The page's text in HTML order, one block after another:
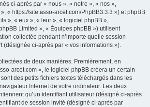
ci-après par « nous », « notre », « nos »,
« https://site.asso-arcet.com/PhpBB3.3.3 ») et phpBB
», « eux », « leur », « logiciel phpBB »,
Limited », « Équipes phpBB ») utilisent
collectée pendant n’importe quelle session
(désignée ci-après par « vos informations »).
de deux manières. Premièrement, en
arcet.com », le logiciel phpBB créera un certain
des petits fichiers textes téléchargés dans les
Internet de votre ordinateur. Les deux
qu’un identifiant utilisateur (désigné ci-après
de session invité (désigné ci-après par